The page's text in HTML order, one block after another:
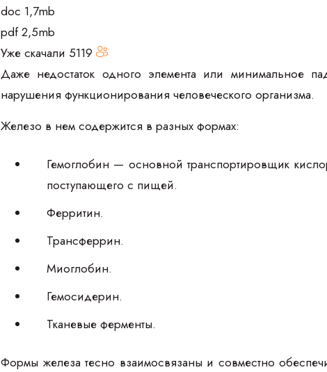
doc 1,7mb
pdf 2,5mb
Уже скачали 5119
Даже недостаток одного элемента или минимальное
нарушения функционирования человеческого организма.
Железо в нем содержится в разных формах:
Гемоглобин — основной транспортировщик
поступающего с пищей.
Ферритин.
Трансферрин.
Миоглобин.
Гемосидерин.
Тканевые ферменты.
Формы железа тесно взаимосвязаны и совместно